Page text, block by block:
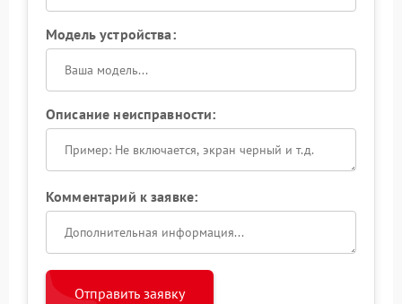
Модель устройства:
Описание неисправности:
Комментарий к заявке:
Отправить заявку